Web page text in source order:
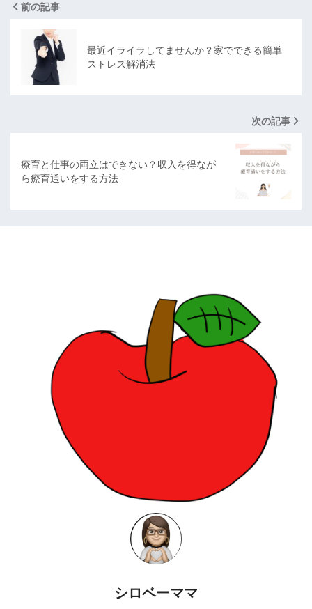
前の記事
最近イライラしてませんか？家でできる簡単
ストレス解消法
次の記事
療育と仕事の両立はできない？収入を得なが
ら療育通いをする方法
シロベーママ